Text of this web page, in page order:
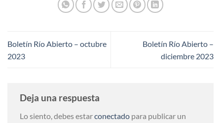
Boletín Río Abierto – octubre
2023
Boletín Río Abierto –
diciembre 2023
Deja una respuesta
Lo siento, debes estarconectado para publicar un